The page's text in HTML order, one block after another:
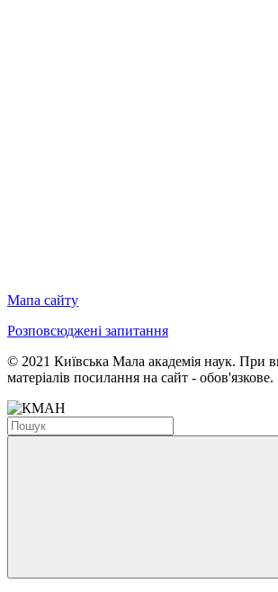
Мапа сайту
Розповсюджені запитання
© 2021 Київська Мала академія наук. При
матеріалів посилання на сайт - обов'язкове.